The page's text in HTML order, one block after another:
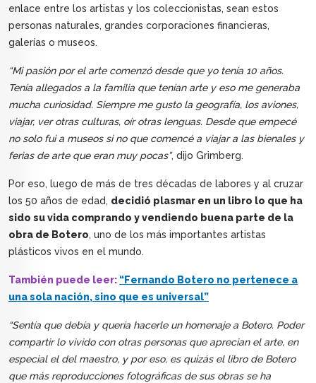
enlace entre los artistas y los coleccionistas, sean estos
personas naturales, grandes corporaciones financieras,
galerías o museos.
“Mi pasión por el arte comenzó desde que yo tenía 10 años.
Tenía allegados a la familia que tenían arte y eso me generaba
mucha curiosidad. Siempre me gusto la geografía, los aviones,
viajar, ver otras culturas, oír otras lenguas. Desde que empecé
no solo fui a museos si no que comencé a viajar a las bienales y
ferias de arte que eran muy pocas”, dijo Grimberg.
Por eso, luego de más de tres décadas de labores y al cruzar
los 50 años de edad, decidió plasmar en un libro lo que ha
sido su vida comprando y vendiendo buena parte de la
obra de Botero, uno de los más importantes artistas
plásticos vivos en el mundo.
También puede leer: “Fernando Botero no pertenece a
una sola nación, sino que es universal”
“Sentía que debía y quería hacerle un homenaje a Botero. Poder
compartir lo vivido con otras personas que aprecian el arte, en
especial el del maestro, y por eso, es quizás el libro de Botero
que más reproducciones fotográficas de sus obras se ha